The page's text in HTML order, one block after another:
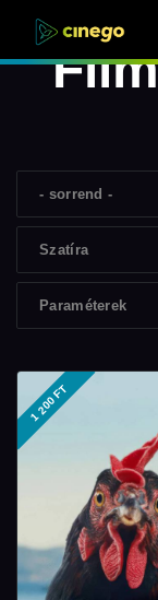
- sorrend -
Szatíra
Paraméterek
1 200 FT